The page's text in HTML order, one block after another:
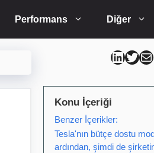
Performans Diğer
Can Kütahya Linkedin
Can Kütahya
Can
Konu İçeriği
Benzer İçerikler:
Tesla'nın bütçe dostu
ardından, şimdi de